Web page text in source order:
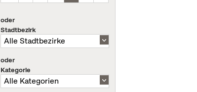
oder
Stadtbezirk
oder
Kategorie